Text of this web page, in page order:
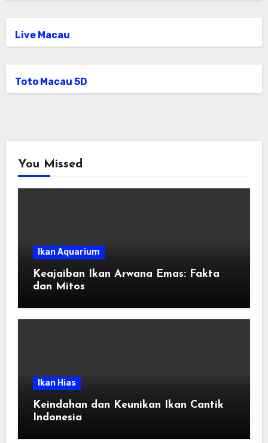
Live Macau
Toto Macau 5D
You Missed
Ikan Aquarium
Keajaiban Ikan Arwana Emas: Fakta
dan Mitos
Ikan Hias
Keindahan dan Keunikan Ikan Cantik
Indonesia